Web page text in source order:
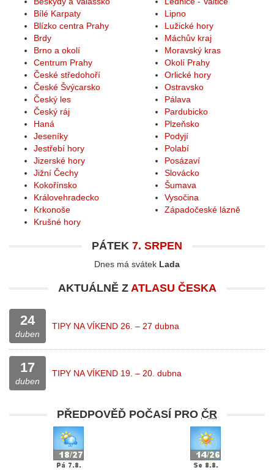
Bílé Karpaty
Blízko centra Prahy
Brdy
Brno a okolí
Centrum Prahy
České středohoří
České Švýcarsko
Český les
Český ráj
Haná
Jeseníky
Jestřebí hory
Jizerské hory
Jižní Čechy
Kokořínsko
Královehradecko
Krkonoše
Krušné hory
Lipno
Lužické hory
Máchův kraj
Moravský kras
Okolí Prahy
Orlické hory
Ostravsko
Pálava
Pardubicko
Plzeňsko
Podyjí
Polabí
Posázaví
Slovácko
Šumava
Vysočina
Západočeské lázně
PÁTEK 7. SRPEN
Dnes má svátek Lada
AKTUÁLNĚ Z ATLASU ČESKA
24
duben
TIPY NA VÍKEND 26. – 27 dubna
17
duben
TIPY NA VÍKEND 19. – 20. dubna
PŘEDPOVĚĎ POČASÍ PRO ČR